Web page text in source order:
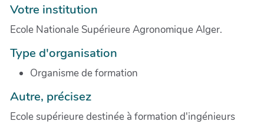
Votre institution
Ecole Nationale Supérieure Agronomique Alger.
Type d'organisation
Organisme de formation
Autre, précisez
Ecole supérieure destinée à formation d'ingénieurs